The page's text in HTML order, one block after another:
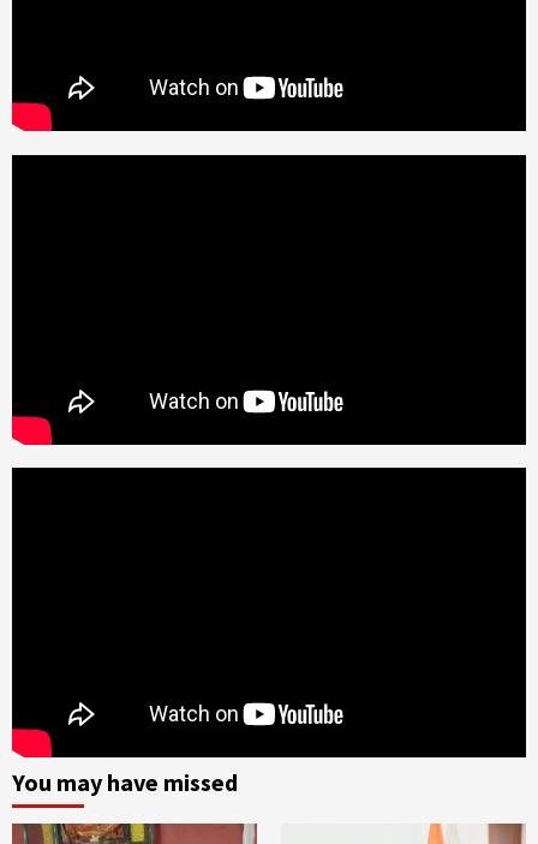
You may have missed